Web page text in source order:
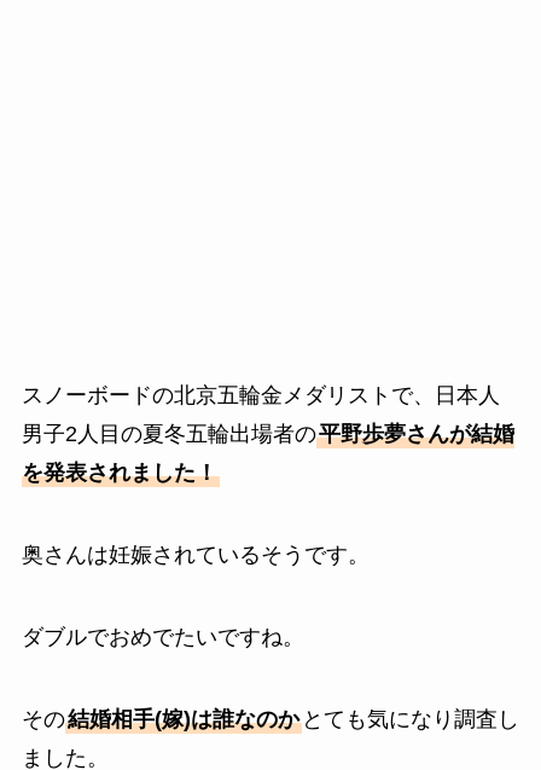
スノーボードの北京五輪金メダリストで、日本人
男子2人目の夏冬五輪出場者の平野歩夢さんが結婚
を発表されました！
奥さんは妊娠されているそうです。
ダブルでおめでたいですね。
その結婚相手(嫁)は誰なのかとても気になり調査し
ました。